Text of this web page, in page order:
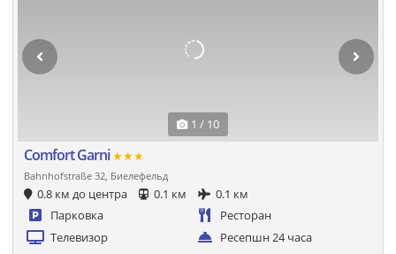
1 / 10
Comfort Garni★★★
Bahnhofstraße 32, Биелефельд
0.8 км до центра 0.1 км
0.1 км
Парковка
Ресторан
Телевизор
Ресепшн 24 часа